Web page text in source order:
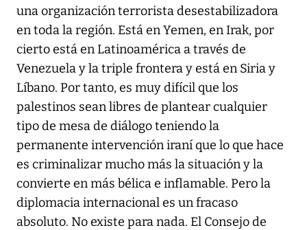
una organización terrorista desestabilizadora
en toda la región. Está en Yemen, en Irak, por
cierto está en Latinoamérica a través de
Venezuela y la triple frontera y está en Siria y
Líbano. Por tanto, es muy difícil que los
palestinos sean libres de plantear cualquier
tipo de mesa de diálogo teniendo la
permanente intervención iraní que lo que hace
es criminalizar mucho más la situación y la
convierte en más bélica e inflamable. Pero la
diplomacia internacional es un fracaso
absoluto. No existe para nada. El Consejo de